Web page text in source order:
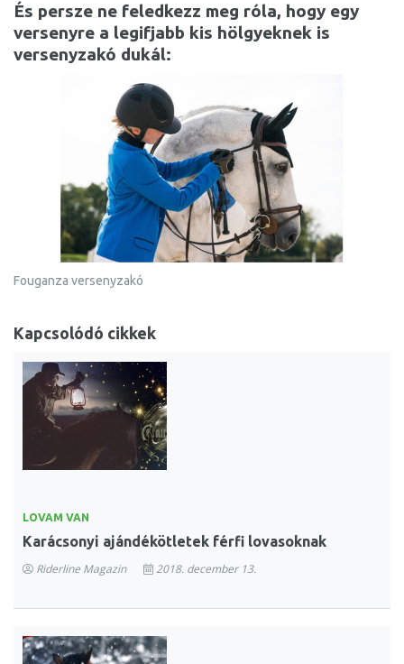
És persze ne feledkezz meg róla, hogy egy
versenyre a legifjabb kis hölgyeknek is
versenyzakó dukál:
Fouganza versenyzakó
Kapcsolódó cikkek
LOVAM VAN
Karácsonyi ajándékötletek férfi lovasoknak
Riderline Magazin 2018. december 13.